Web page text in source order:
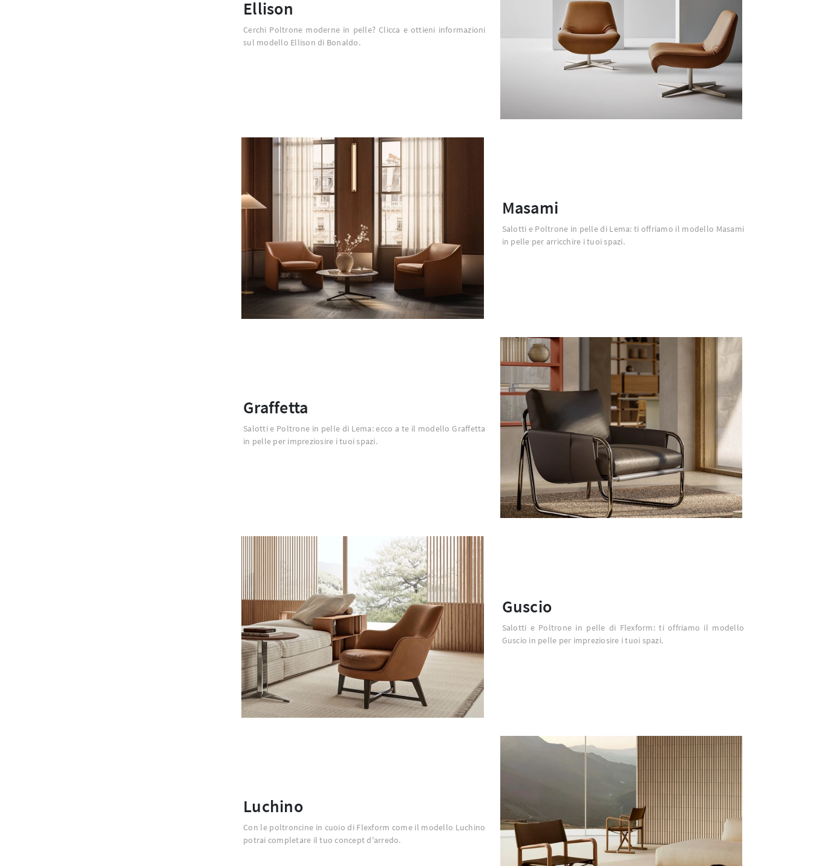
Ellison
Cerchi Poltrone moderne in pelle? Clicca e ottieni informazioni
sul modello Ellison di Bonaldo.
Masami
Salotti e Poltrone in pelle di Lema: ti offriamo il modello Masami
in pelle per arricchire i tuoi spazi.
Graffetta
Salotti e Poltrone in pelle di Lema: ecco a te il modello Graffetta
in pelle per impreziosire i tuoi spazi.
Guscio
Salotti e Poltrone in pelle di Flexform: ti offriamo il modello
Guscio in pelle per impreziosire i tuoi spazi.
Luchino
Con le poltroncine in cuoio di Flexform come il modello Luchino
potrai completare il tuo concept d'arredo.